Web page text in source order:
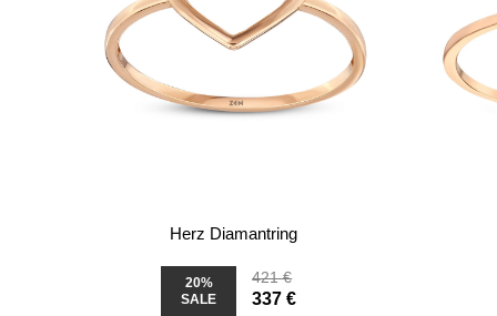
Herz Diamantring
20%
SALE
421 €
337 €